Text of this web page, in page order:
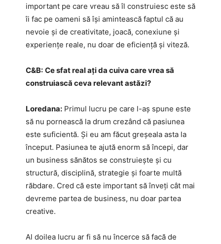
important pe care vreau să îl construiesc este să
îi fac pe oameni să își amintească faptul că au
nevoie și de creativitate, joacă, conexiune și
experiențe reale, nu doar de eficiență și viteză.
C&B: Ce sfat real ați da cuiva care vrea să
construiască ceva relevant astăzi?
Loredana: Primul lucru pe care l-aș spune este
să nu pornească la drum crezând că pasiunea
este suficientă. Și eu am făcut greșeala asta la
început. Pasiunea te ajută enorm să începi, dar
un business sănătos se construiește și cu
structură, disciplină, strategie și foarte multă
răbdare. Cred că este important să înveți cât mai
devreme partea de business, nu doar partea
creative.
Al doilea lucru ar fi să nu încerce să facă de